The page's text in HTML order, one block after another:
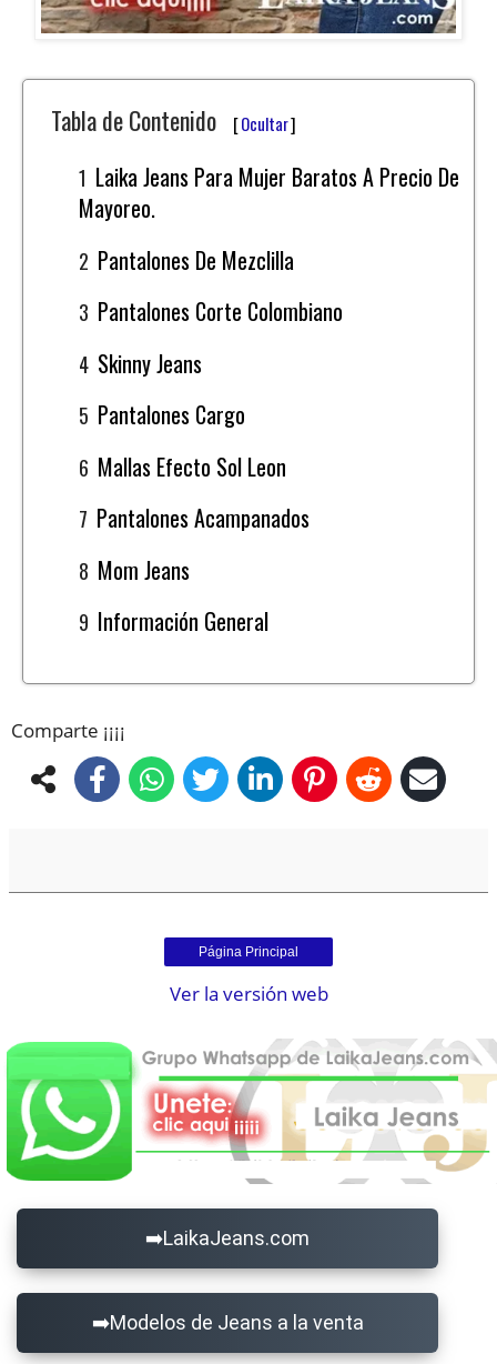
Tabla de Contenido [Ocultar]
Laika Jeans Para Mujer Baratos A Precio De
Mayoreo.
Pantalones De Mezclilla
Pantalones Corte Colombiano
Skinny Jeans
Pantalones Cargo
Mallas Efecto Sol Leon
Pantalones Acampanados
Mom Jeans
Información General
Comparte ¡¡¡¡
Página Principal
Ver la versión web
LaikaJeans.com
Modelos de Jeans a la venta